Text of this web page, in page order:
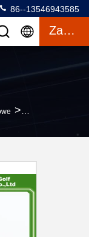
86--13546943585
Zacytować
>